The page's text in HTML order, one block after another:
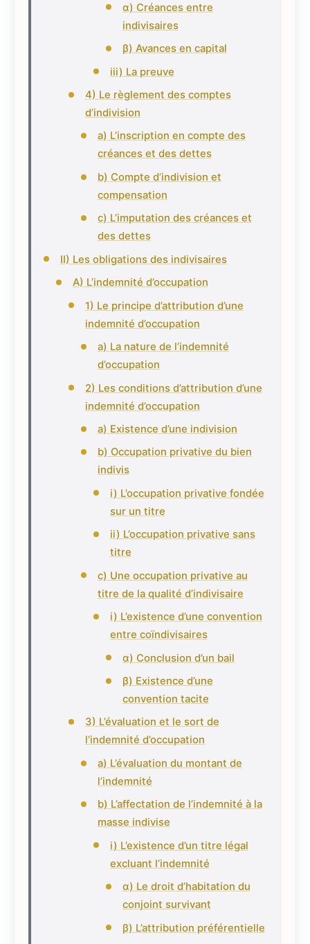
α) Créances entre
indivisaires
β) Avances en capital
iii) La preuve
4) Le règlement des comptes
d’indivision
a) L’inscription en compte des
créances et des dettes
b) Compte d’indivision et
compensation
c) L’imputation des créances et
des dettes
II) Les obligations des indivisaires
A) L’indemnité d’occupation
1) Le principe d’attribution d’une
indemnité d’occupation
a) La nature de l’indemnité
d’occupation
2) Les conditions d’attribution d’une
indemnité d’occupation
a) Existence d’une indivision
b) Occupation privative du bien
indivis
i) L’occupation privative fondée
sur un titre
ii) L’occupation privative sans
titre
c) Une occupation privative au
titre de la qualité d’indivisaire
i) L’existence d’une convention
entre coïndivisaires
α) Conclusion d’un bail
β) Existence d’une
convention tacite
3) L’évaluation et le sort de
l’indemnité d’occupation
a) L’évaluation du montant de
l’indemnité
b) L’affectation de l’indemnité à la
masse indivise
i) L’existence d’un titre légal
excluant l’indemnité
α) Le droit d’habitation du
conjoint survivant
β) L’attribution préférentielle